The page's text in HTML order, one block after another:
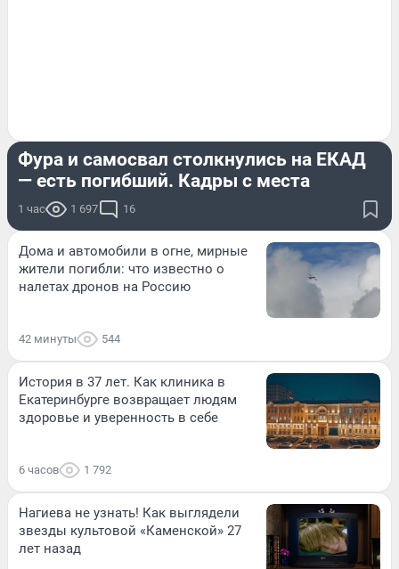
Фура и самосвал столкнулись на ЕКАД
— есть погибший. Кадры с места
1 час 1 697 16
Дома и автомобили в огне, мирные
жители погибли: что известно о
налетах дронов на Россию
42 минуты 544
История в 37 лет. Как клиника в
Екатеринбурге возвращает людям
здоровье и уверенность в себе
6 часов 1 792
Нагиева не узнать! Как выглядели
звезды культовой «Каменской» 27
лет назад